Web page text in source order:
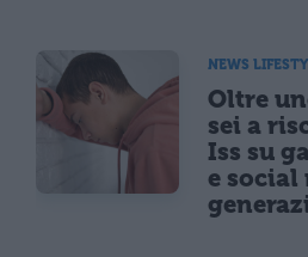
NEWS
Oltre
sei a
Iss su
e social